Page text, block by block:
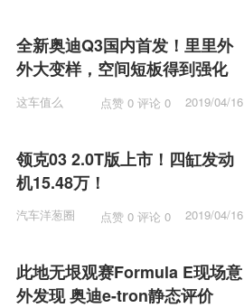
全新奥迪Q3国内首发！里里外
外大变样，空间短板得到强化
这车值么 点赞 0 评论 0
2019/04/16
领克03 2.0T版上市！四缸发动
机15.48万！
汽车洋葱圈 点赞 0 评论 0
2019/04/16
此地无垠观赛Formula E现场意
外发现 奥迪e-tron静态评价